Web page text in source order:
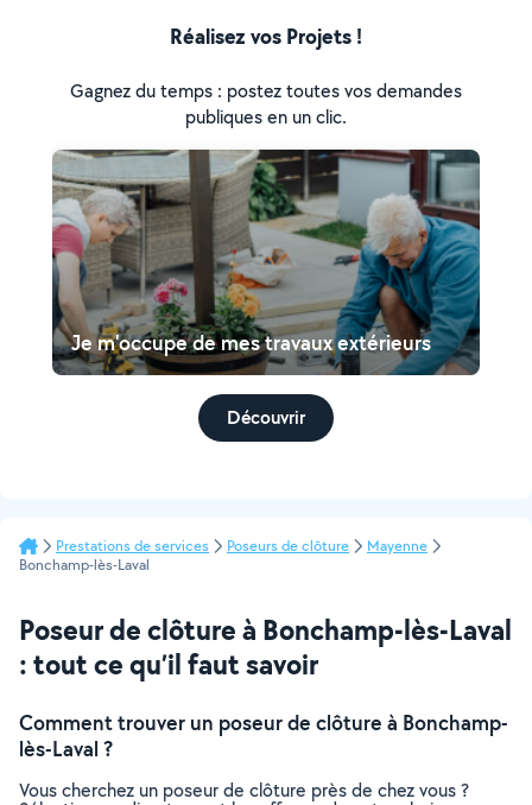
Réalisez vos Projets !
Gagnez du temps : postez toutes vos demandes
publiques en un clic.
Je m'occupe de mes travaux extérieurs
Découvrir
Prestations de services Poseurs de clôture
Mayenne
Bonchamp-lès-Laval
Poseur de clôture à Bonchamp-lès-Laval
: tout ce qu’il faut savoir
Comment trouver un poseur de clôture à Bonchamp-
lès-Laval ?
Vous cherchez un poseur de clôture près de chez vous ?